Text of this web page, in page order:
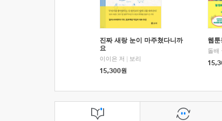
진짜 새랑 눈이 마주쳤다니까
요
이이은 저
보리
15,300원
웹
돌배